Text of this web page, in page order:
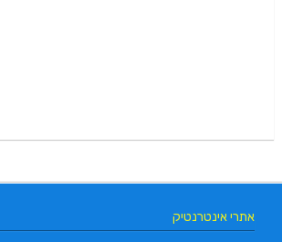
אתרי אינטרנטיק